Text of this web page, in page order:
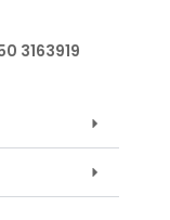
3163919